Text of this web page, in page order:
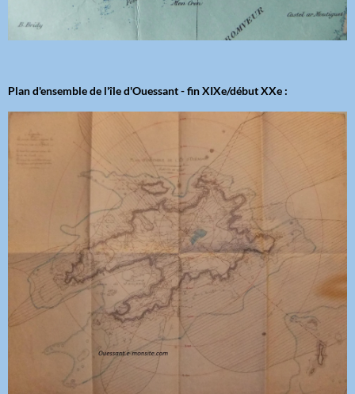
Plan d'ensemble de l'île d'Ouessant - fin XIXe/début XXe :